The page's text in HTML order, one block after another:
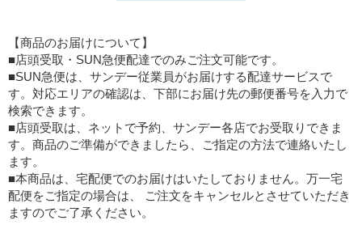
【商品のお届けについて】
■店頭受取・SUN急便配達でのみご注文可能です。
■SUN急便は、サンデー従業員がお届けする配達サービスで
す。対応エリアの確認は、下部にお届け先の郵便番号を入力で
検索できます。
■店頭受取は、ネットで予約、サンデー各店でお受取りできま
す。商品のご準備ができましたら、ご指定の方法で連絡いたし
ます。
■本商品は、宅配便でのお届けはいたしておりません。万一宅
配便をご指定の場合は、 ご注文をキャンセルとさせていただき
ますのでご了承ください。